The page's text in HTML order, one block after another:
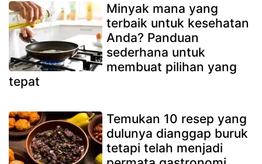
Minyak mana yang
terbaik untuk kesehatan
Anda? Panduan
sederhana untuk
membuat pilihan yang
tepat
Temukan 10 resep yang
dulunya dianggap buruk
tetapi telah menjadi